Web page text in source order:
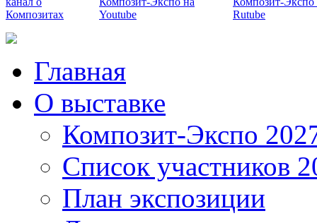
Главная
О выставке
Композит-Экспо
Список участников
План экспозиции